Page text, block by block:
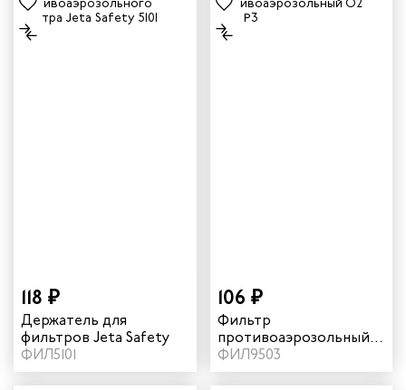
118 ₽
Держатель для
фильтров Jeta Safety
ФИЛ5101
106 ₽
Фильтр
противоаэрозольный
О2 8N95 P3
ФИЛ9503